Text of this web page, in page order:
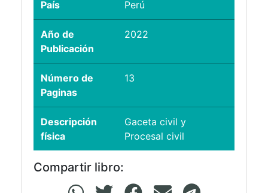
País Perú
Año de
Publicación
2022
Número de
Paginas
13
Descripción
física
Gaceta civil y
Procesal civil
Compartir libro: